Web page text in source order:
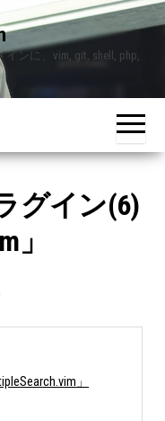
ンに、vim, git, shell, php,
グイン(6)
」
」